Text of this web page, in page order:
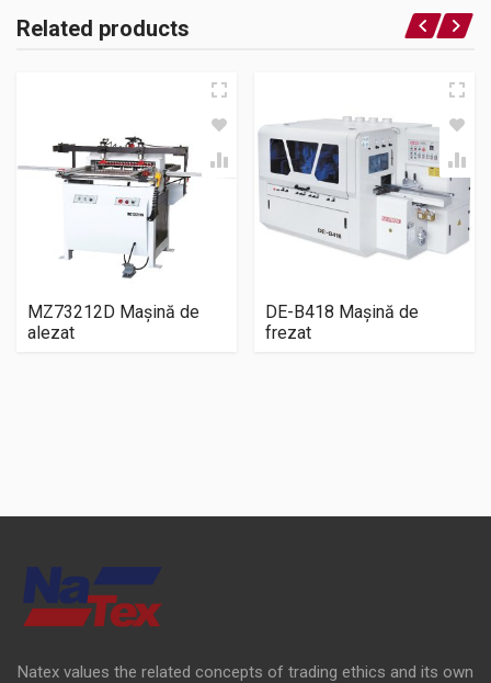
Related products
MZ73212D Mașină de
alezat
DE-B418 Mașină de
frezat
Natex values the related concepts of trading ethics and its own